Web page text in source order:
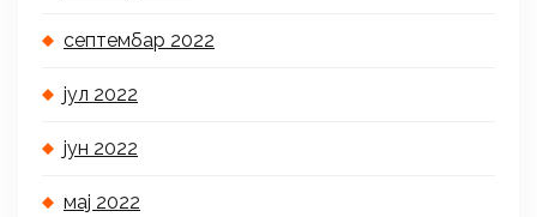
септембар 2022
јул 2022
јун 2022
мај 2022